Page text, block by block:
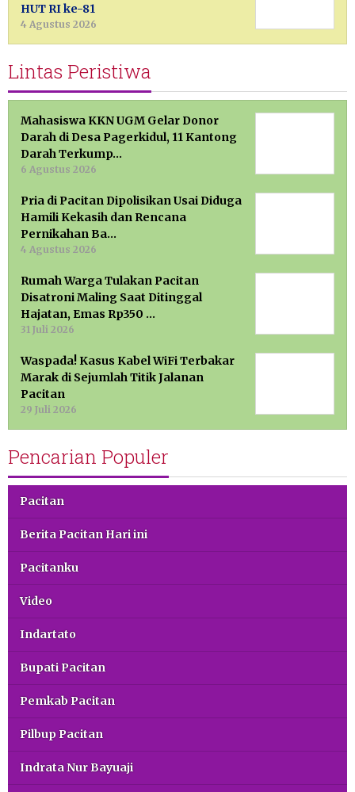
HUT RI ke-81
4 Agustus 2026
Lintas Peristiwa
Mahasiswa KKN UGM Gelar Donor
Darah di Desa Pagerkidul, 11 Kantong
Darah Terkump…
6 Agustus 2026
Pria di Pacitan Dipolisikan Usai Diduga
Hamili Kekasih dan Rencana
Pernikahan Ba…
4 Agustus 2026
Rumah Warga Tulakan Pacitan
Disatroni Maling Saat Ditinggal
Hajatan, Emas Rp350 …
31 Juli 2026
Waspada! Kasus Kabel WiFi Terbakar
Marak di Sejumlah Titik Jalanan
Pacitan
29 Juli 2026
Pencarian Populer
Pacitan
Berita Pacitan Hari ini
Pacitanku
Video
Indartato
Bupati Pacitan
Pemkab Pacitan
Pilbup Pacitan
Indrata Nur Bayuaji